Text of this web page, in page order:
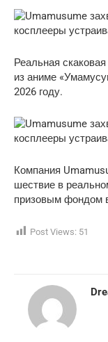
Реальная
из аниме
2026 году.
Компания
шествие в
призовым фондом
Post Views: 51